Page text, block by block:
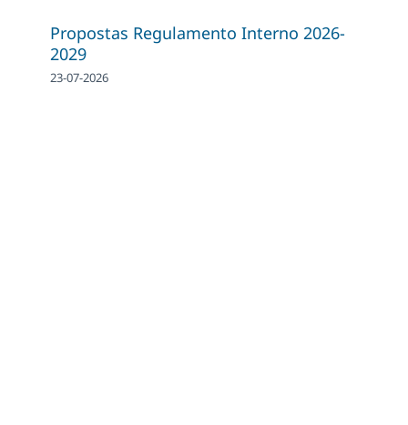
Propostas Regulamento Interno 2026-
2029
23-07-2026